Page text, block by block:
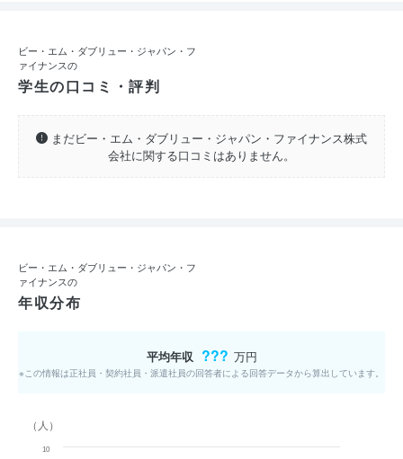
ビー・エム・ダブリュー・ジャパン・フ
ァイナンスの
学生の口コミ・評判
まだビー・エム・ダブリュー・ジャパン・ファイナンス株式
会社に関する口コミはありません。
ビー・エム・ダブリュー・ジャパン・フ
ァイナンスの
年収分布
平均年収 ??? 万円
※この情報は正社員・契約社員・派遣社員の回答者による回答データから算出しています。
（人）
10